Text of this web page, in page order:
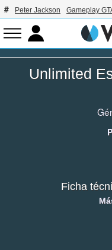
Peter Jackson Gameplay
Unlimited
Ficha